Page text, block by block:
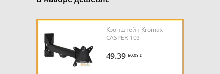
Кронштейн Kromax
CASPER-103
49.39 50.08 ƃ